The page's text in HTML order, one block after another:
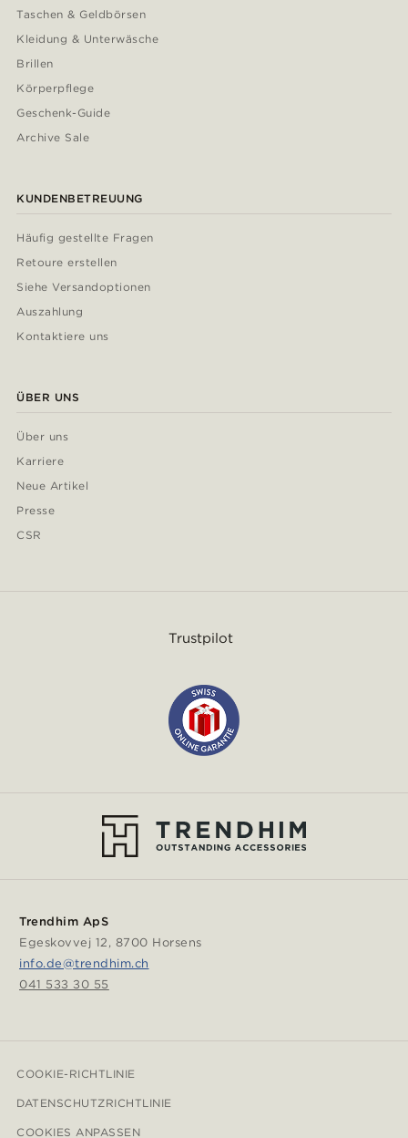
Taschen & Geldbörsen
Kleidung & Unterwäsche
Brillen
Körperpflege
Geschenk-Guide
Archive Sale
KUNDENBETREUUNG
Häufig gestellte Fragen
Retoure erstellen
Siehe Versandoptionen
Auszahlung
Kontaktiere uns
ÜBER UNS
Über uns
Karriere
Neue Artikel
Presse
CSR
Trustpilot
Trendhim ApS
Egeskovvej 12, 8700 Horsens
info.de@trendhim.ch
041 533 30 55
COOKIE-RICHTLINIE
DATENSCHUTZRICHTLINIE
COOKIES ANPASSEN